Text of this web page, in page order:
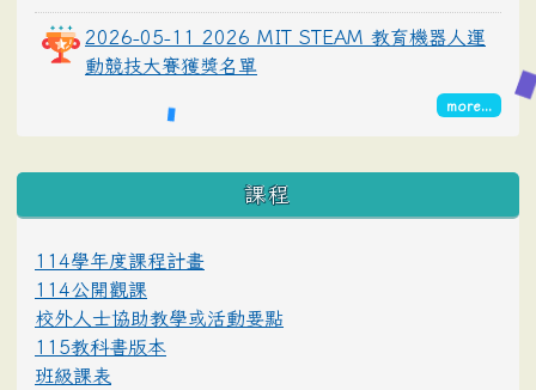
2026-05-11 2026 MIT STEAM 教育機器人運
動競技大賽獲獎名單
more...
課程
114學年度課程計畫
114公開觀課
校外人士協助教學或活動要點
115教科書版本
班級課表